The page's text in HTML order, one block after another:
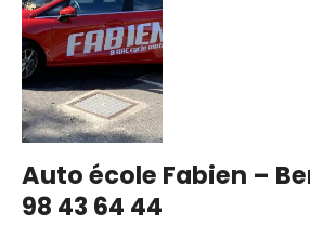
Auto école Fabien –
98 43 64 44